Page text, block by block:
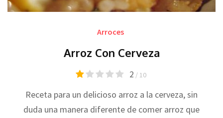
Arroces
Arroz Con Cerveza
2 / 10
Receta para un delicioso arroz a la cerveza, sin
duda una manera diferente de comer arroz que